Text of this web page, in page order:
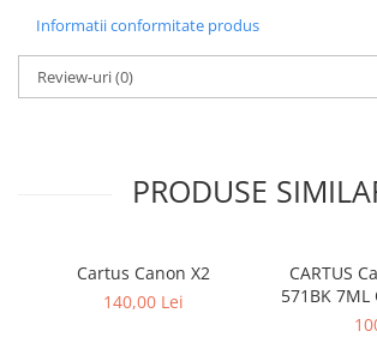
Informatii conformitate produs
Review-uri(0)
PRODUSE
Cartus Canon X2
140,00 Lei
CARTUS
571BK 7ML